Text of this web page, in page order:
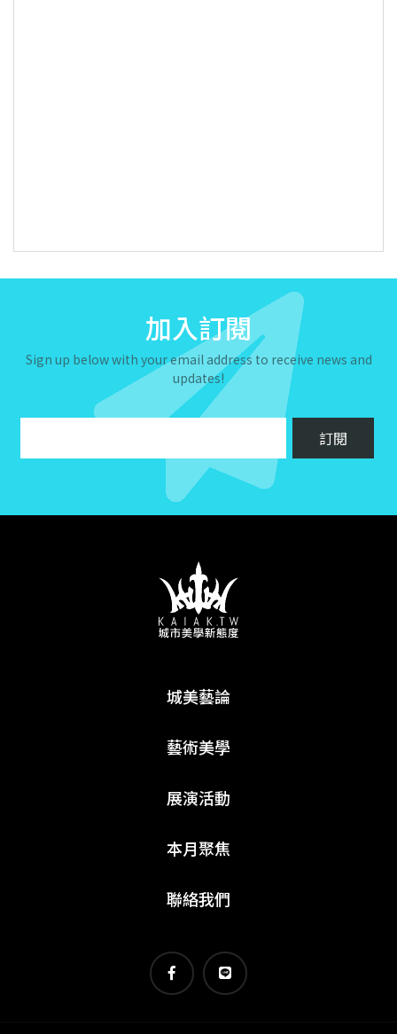
加入訂閱
Sign up below with your email address to receive news and
updates!
城美藝論
藝術美學
展演活動
本月聚焦
聯絡我們